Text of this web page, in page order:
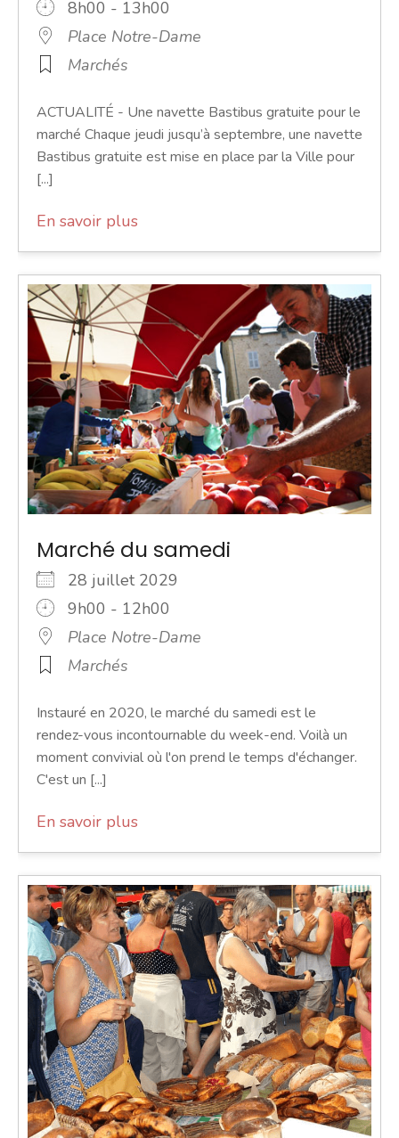
8h00 - 13h00
Place Notre-Dame
Marchés
ACTUALITÉ - Une navette Bastibus gratuite pour le
marché Chaque jeudi jusqu’à septembre, une navette
Bastibus gratuite est mise en place par la Ville pour
[...]
En savoir plus
Marché du samedi
28 juillet 2029
9h00 - 12h00
Place Notre-Dame
Marchés
Instauré en 2020, le marché du samedi est le
rendez-vous incontournable du week-end. Voilà un
moment convivial où l'on prend le temps d'échanger.
C'est un [...]
En savoir plus